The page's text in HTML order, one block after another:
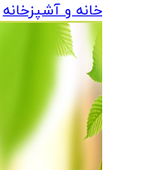
خانه و آشپزخانه